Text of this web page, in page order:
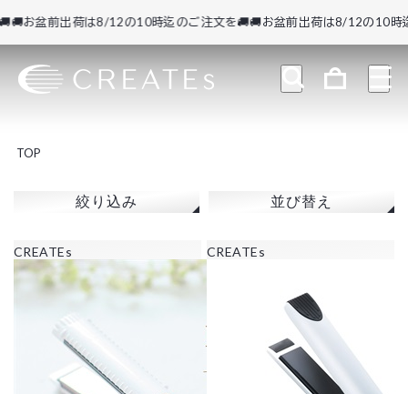
盆前出荷は8/12の10時迄のご注文を🚚🚚お盆前出荷は8/12の10時迄の
TOP
絞り込み 並び替え
CREATEs CREATEs